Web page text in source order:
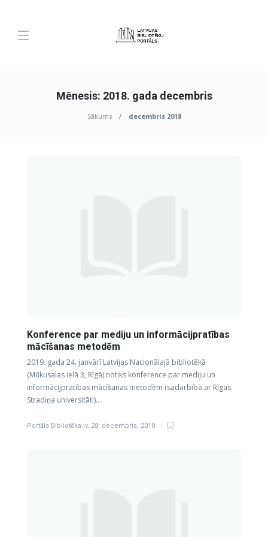
Mēnesis: 2018. gada decembris
Sākums decembris 2018
Konference par mediju un informācijpratības
mācīšanas metodēm
2019. gada 24. janvārī Latvijas Nacionālajā bibliotēkā
(Mūkusalas ielā 3, Rīgā) notiks konference par mediju un
informācijpratības mācīšanas metodēm (sadarbībā ar Rīgas
Stradiņa universitāti)….
Portāls Bibliotēka.lv, 28. decembris, 2018